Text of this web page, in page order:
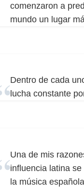
comenzaron a
mundo un lugar
Dentro de cada
lucha constante
Una de mis
influencia latina
la música